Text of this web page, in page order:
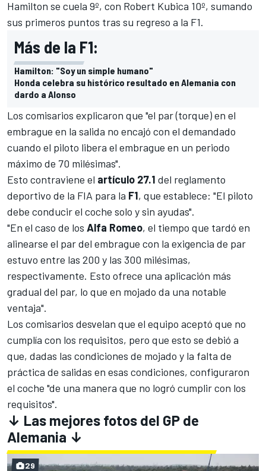
Hamilton se cuela 9º, con Robert Kubica 10º, sumando
sus primeros puntos tras su regreso a la F1.
Más de la F1:
Hamilton: "Soy un simple humano"
Honda celebra su histórico resultado en Alemania con
dardo a Alonso
Los comisarios explicaron que "el par (torque) en el
embrague en la salida no encajó con el demandado
cuando el piloto libera el embrague en un periodo
máximo de 70 milésimas".
Esto contraviene el artículo 27.1 del reglamento
deportivo de la FIA para la F1, que establece: "El piloto
debe conducir el coche solo y sin ayudas".
"En el caso de los Alfa Romeo, el tiempo que tardó en
alinearse el par del embrague con la exigencia de par
estuvo entre las 200 y las 300 milésimas,
respectivamente. Esto ofrece una aplicación más
gradual del par, lo que en mojado da una notable
ventaja".
Los comisarios desvelan que el equipo aceptó que no
cumplía con los requisitos, pero que esto se debió a
que, dadas las condiciones de mojado y la falta de
práctica de salidas en esas condiciones, configuraron
el coche "de una manera que no logró cumplir con los
requisitos".
↓ Las mejores fotos del GP de
Alemania ↓
29